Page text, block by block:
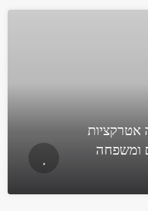
אטרקציות
ומשפחה